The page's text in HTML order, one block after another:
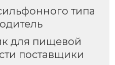
типа
для пищевой
поставщики